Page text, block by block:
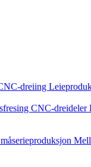
dreiing
CNC-dreideler